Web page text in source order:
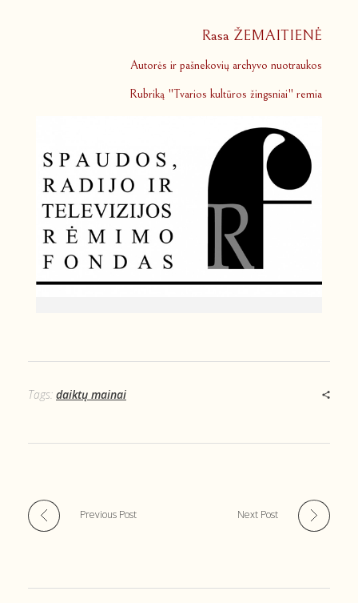
Rasa ŽEMAITIENĖ
Autorės ir pašnekovių archyvo nuotraukos
Rubriką "Tvarios kultūros žingsniai" remia
Tags: daiktų mainai
Previous Post Next Post